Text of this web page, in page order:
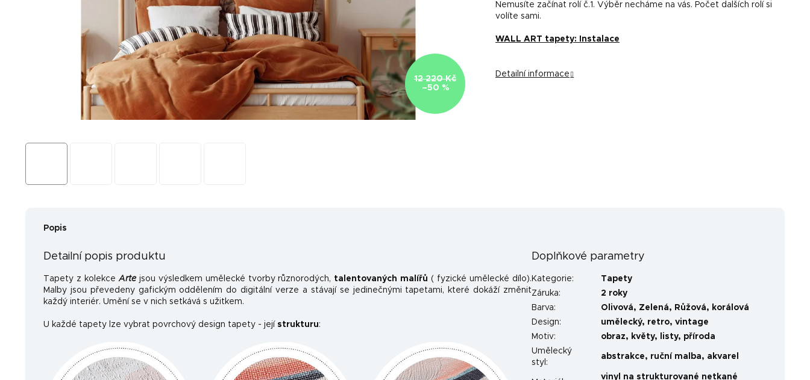
12 220 Kč
–50 %
Nemusíte začínat rolí č.1. Výběr necháme na vás. Počet dalších rolí si
volíte sami.
WALL ART tapety: Instalace
Detailní informace
Popis
Detailní popis produktu
Tapety z kolekceArtejsou výsledkem umělecké tvorby různorodých, talentovaných malířů ( fyzické umělecké dílo).
Malby jsou převedeny gafickým oddělením do digitální verze a stávají se jedinečnými tapetami, které dokáží změnit
každý interiér. Umění se v nich setkává s užitkem.
U každé tapety lze vybrat povrchový design tapety - její strukturu:
Doplňkové parametry
Kategorie:
Tapety
Záruka:
2 roky
Barva: Olivová, Zelená, Růžová, korálová
Design: umělecký, retro,vintage
Motiv: obraz, květy, listy, příroda
Umělecký
styl :
abstrakce, ruční malba, akvarel
vinyl na strukturované netkané